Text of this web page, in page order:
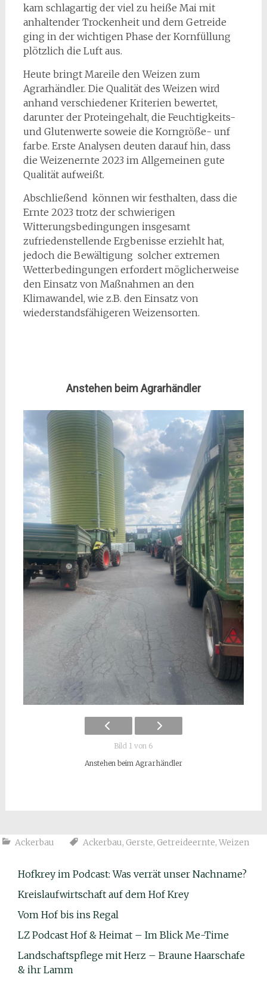
kam schlagartig der viel zu heiße Mai mit
anhaltender Trockenheit und dem Getreide
ging in der wichtigen Phase der Kornfüllung
plötzlich die Luft aus.
Heute bringt Mareile den Weizen zum
Agrarhändler. Die Qualität des Weizen wird
anhand verschiedener Kriterien bewertet,
darunter der Proteingehalt, die Feuchtigkeits-
und Glutenwerte soweie die Korngröße- unf
farbe. Erste Analysen deuten darauf hin, dass
die Weizenernte 2023 im Allgemeinen gute
Qualität aufweißt.
Abschließend können wir festhalten, dass die
Ernte 2023 trotz der schwierigen
Witterungsbedingungen insgesamt
zufriedenstellende Ergbenisse erziehlt hat,
jedoch die Bewältigung solcher extremen
Wetterbedingungen erfordert möglicherweise
den Einsatz von Maßnahmen an den
Klimawandel, wie z.B. den Einsatz von
wiederstandsfähigeren Weizensorten.
Anstehen beim Agrarhändler
Bild 1 von 6
Anstehen beim Agrarhändler
Ackerbau Ackerbau, Gerste, Getreideernte, Weizen
Hofkrey im Podcast: Was verrät unser Nachname?
Kreislaufwirtschaft auf dem Hof Krey
Vom Hof bis ins Regal
LZ Podcast Hof & Heimat – Im Blick Me-Time
Landschaftspflege mit Herz – Braune Haarschafe
& ihr Lamm